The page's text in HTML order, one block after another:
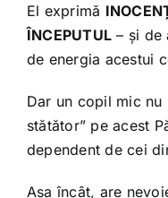
El exprimă
ÎNCEPUTUL – și de
de energia acestui
Dar un copil mic nu
stătător” pe acest
dependent de cei
Așa încât, are